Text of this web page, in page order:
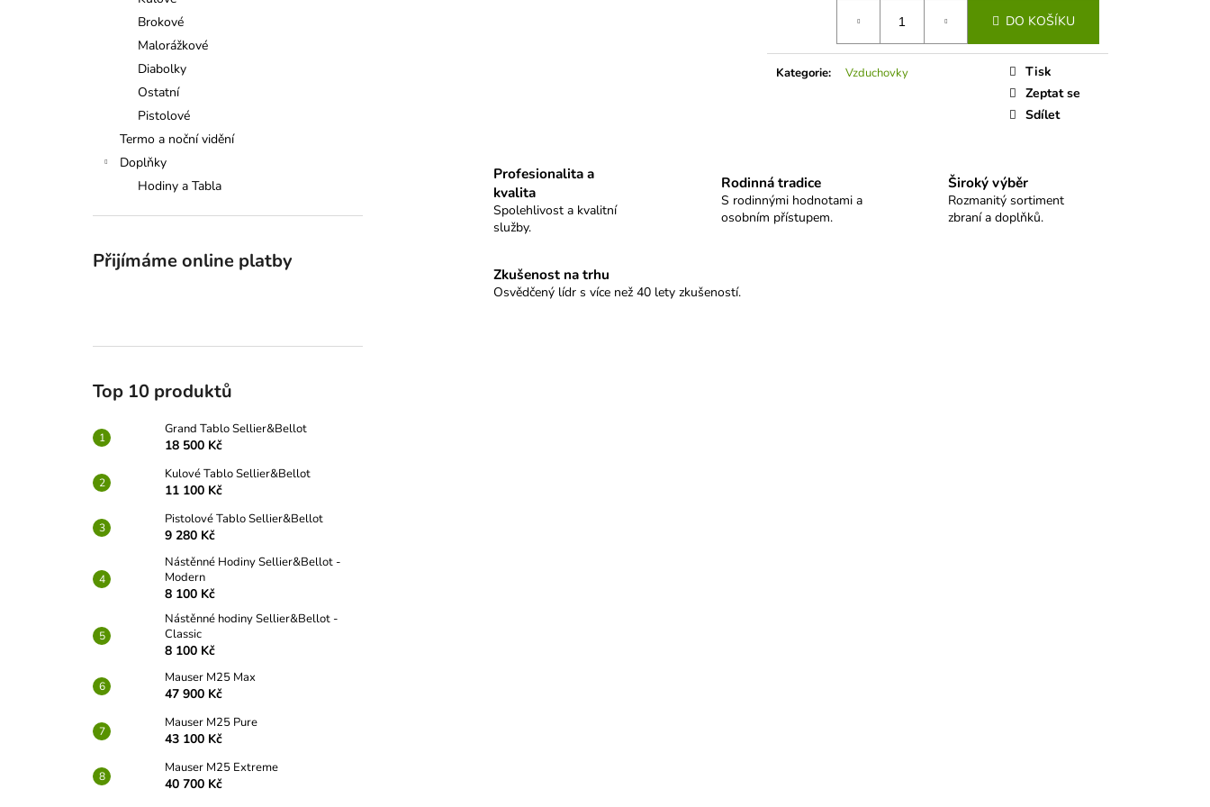
Brokové
Malorážkové
Diabolky
Ostatní
Pistolové
Termo a noční vidění
Doplňky
Hodiny a Tabla
Přijímáme online platby
Top 10 produktů
Grand Tablo Sellier&Bellot
18 500 Kč
Kulové Tablo Sellier&Bellot
11 100 Kč
Pistolové Tablo Sellier&Bellot
9 280 Kč
Nástěnné Hodiny Sellier&Bellot -
Modern
8 100 Kč
Nástěnné hodiny Sellier&Bellot -
Classic
8 100 Kč
Mauser M25 Max
47 900 Kč
Mauser M25 Pure
43 100 Kč
Mauser M25 Extreme
40 700 Kč
DO KOŠÍKU
Kategorie: Vzduchovky
Tisk
Zeptat se
Sdílet
Profesionalita a
kvalita
Spolehlivost a kvalitní
služby.
Rodinná tradice
S rodinnými hodnotami a
osobním přístupem.
Široký výběr
Rozmanitý sortiment
zbraní a doplňků.
Zkušenost na trhu
Osvědčený lídr s více než 40 lety zkušeností.
18 500 Kč